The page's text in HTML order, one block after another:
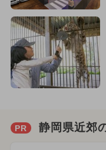
PR 静岡県近郊